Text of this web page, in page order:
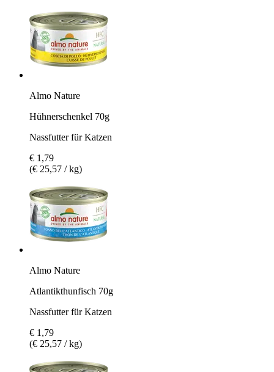
Almo Nature
Hühnerschenkel 70g
Nassfutter für Katzen
€ 1,79
(€ 25,57 / kg)
Almo Nature
Atlantikthunfisch 70g
Nassfutter für Katzen
€ 1,79
(€ 25,57 / kg)